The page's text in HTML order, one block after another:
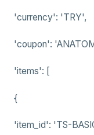
'currency': 'TRY',
'coupon':
'items': [
{
'item_id': 'TS-